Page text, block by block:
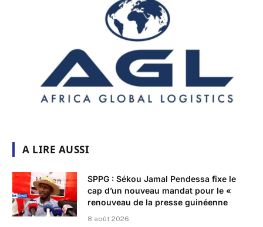
A LIRE AUSSI
SPPG : Sékou Jamal Pendessa fixe le
cap d’un nouveau mandat pour le «
renouveau de la presse guinéenne
8 août 2026